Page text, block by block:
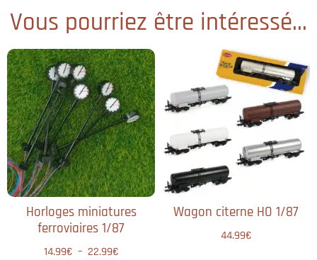
Vous pourriez être intéressé...
Horloges miniatures
ferroviaires 1/87
14.99€ – 22.99€
Wagon citerne HO 1/87
44.99€